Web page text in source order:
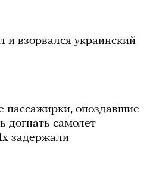
и взорвался украинский
опоздавшие
догнать самолет
задержали